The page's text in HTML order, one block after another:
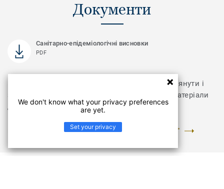
Документи
Санітарно-епідеміологічні висновки
PDF
Відвідайте розділ з документами, щоб переглянути і
завантажити інструкції з укладання та інші матеріали
для колекції Practica
ПЕРЕЙТИ У РОЗДІЛ "ДОКУМЕНТИ ТА ЗОБРАЖЕННЯ"
We don't know what your privacy preferences
are yet.
Set your privacy